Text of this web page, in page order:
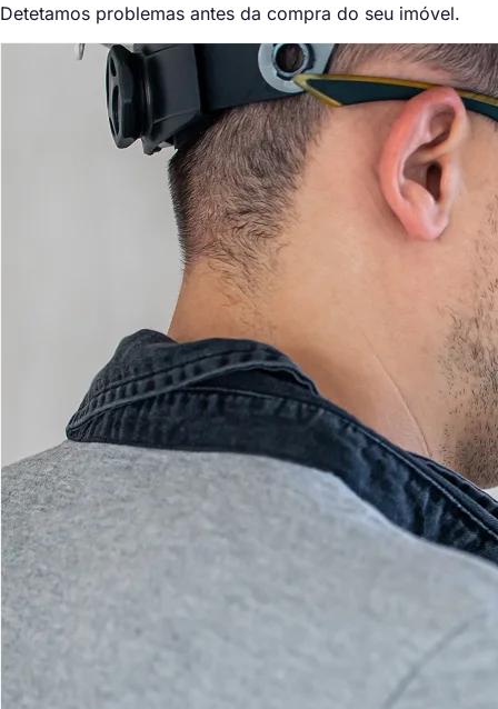
Detetamos problemas antes da compra do seu imóvel.